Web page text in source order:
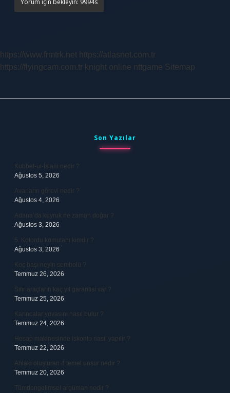
https://www.frmtrk.net https://atlasnet.com.tr
https://flyingcam.com.tr knight online nttgame Sitemap
Son Yazılar
Kubbet-ül-İslam nedir ?
Ağustos 5, 2026
Avarların görevi nedir ?
Ağustos 4, 2026
Adana’da kuyruk ne zaman doğar ?
Ağustos 3, 2026
5. Kolordu komutanı kimdir ?
Ağustos 3, 2026
Koç başı neyin sembolü ?
Temmuz 26, 2026
Sıfır araçların kaç yıl garantisi var ?
Temmuz 25, 2026
Karıncalar yuvasını nasıl bulur ?
Temmuz 24, 2026
Hesap makinesinde iskonto nasıl yapılır ?
Temmuz 22, 2026
Ahlaki oluşturan 4 temel unsur nedir ?
Temmuz 20, 2026
Tümdengelimsel argüman nedir ?